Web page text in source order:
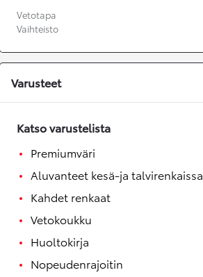
Vetotapa
Vaihteisto
Varusteet
Katso varustelista
Premiumväri
Aluvanteet kesä-ja talvirenkaissa
Kahdet renkaat
Vetokoukku
Huoltokirja
Nopeudenrajoitin